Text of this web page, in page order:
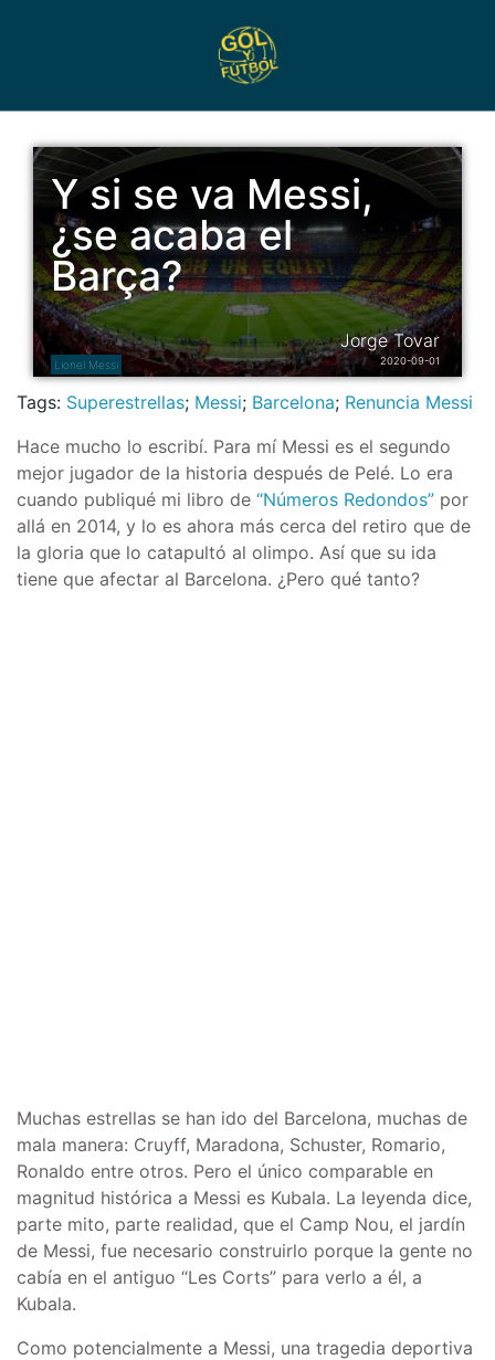
Lionel Messi
Y si se va Messi,
¿se acaba el
Barça?
Jorge Tovar
2020-09-01
Tags: Superestrellas; Messi; Barcelona; Renuncia Messi
Hace mucho lo escribí. Para mí Messi es el segundo
mejor jugador de la historia después de Pelé. Lo era
cuando publiqué mi libro de “Números Redondos” por
allá en 2014, y lo es ahora más cerca del retiro que de
la gloria que lo catapultó al olimpo. Así que su ida
tiene que afectar al Barcelona. ¿Pero qué tanto?
Muchas estrellas se han ido del Barcelona, muchas de
mala manera: Cruyff, Maradona, Schuster, Romario,
Ronaldo entre otros. Pero el único comparable en
magnitud histórica a Messi es Kubala. La leyenda dice,
parte mito, parte realidad, que el Camp Nou, el jardín
de Messi, fue necesario construirlo porque la gente no
cabía en el antiguo “Les Corts” para verlo a él, a
Kubala.
Como potencialmente a Messi, una tragedia deportiva